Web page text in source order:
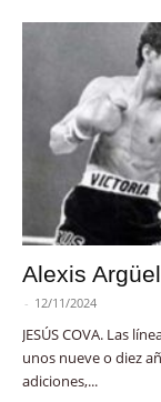
Alexis
- 12/11/2024
JESÚS COVA. Las
unos nueve o diez
adiciones,...